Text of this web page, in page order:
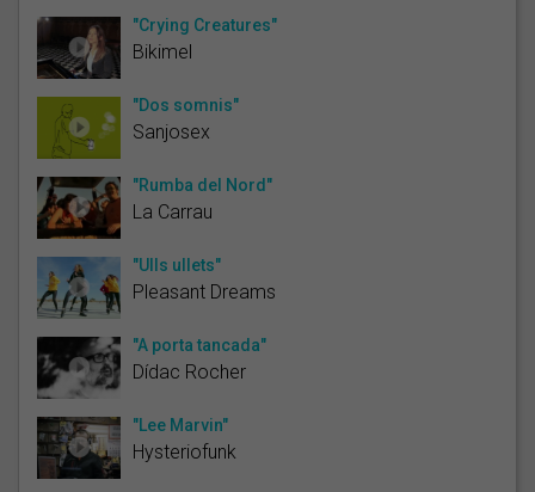
"Crying Creatures"
Bikimel
"Dos somnis"
Sanjosex
"Rumba del Nord"
La Carrau
"Ulls ullets"
Pleasant Dreams
"A porta tancada"
Dídac Rocher
"Lee Marvin"
Hysteriofunk